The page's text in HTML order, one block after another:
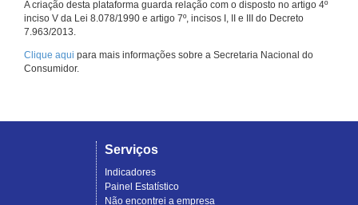
A criação desta plataforma guarda relação com o disposto no artigo 4º
inciso V da Lei 8.078/1990 e artigo 7º, incisos I, II e III do Decreto
7.963/2013.
Clique aqui para mais informações sobre a Secretaria Nacional do
Consumidor.
Serviços
Indicadores
Painel Estatístico
Não encontrei a empresa